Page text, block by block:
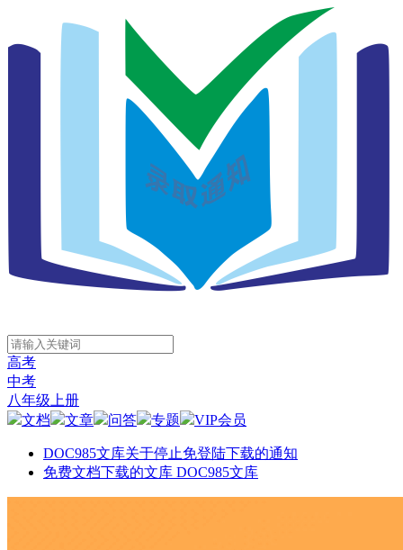
高考
中考
八年级上册
文档
文章 问答 专题 VIP会员
DOC985文库关于停止免登陆下载的通知
免费文档下载的文库 DOC985文库